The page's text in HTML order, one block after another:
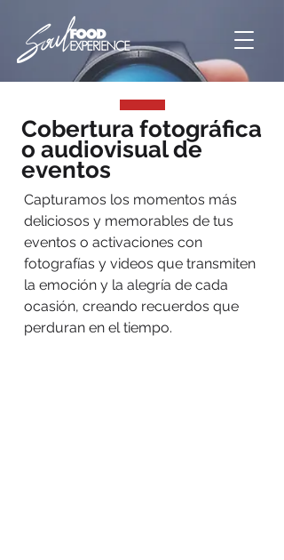
Cobertura fotográfica
o audiovisual de
eventos
Capturamos los momentos más
deliciosos y memorables de tus
eventos o activaciones con
fotografías y videos que transmiten
la emoción y la alegría de cada
ocasión, creando recuerdos que
perduran en el tiempo.